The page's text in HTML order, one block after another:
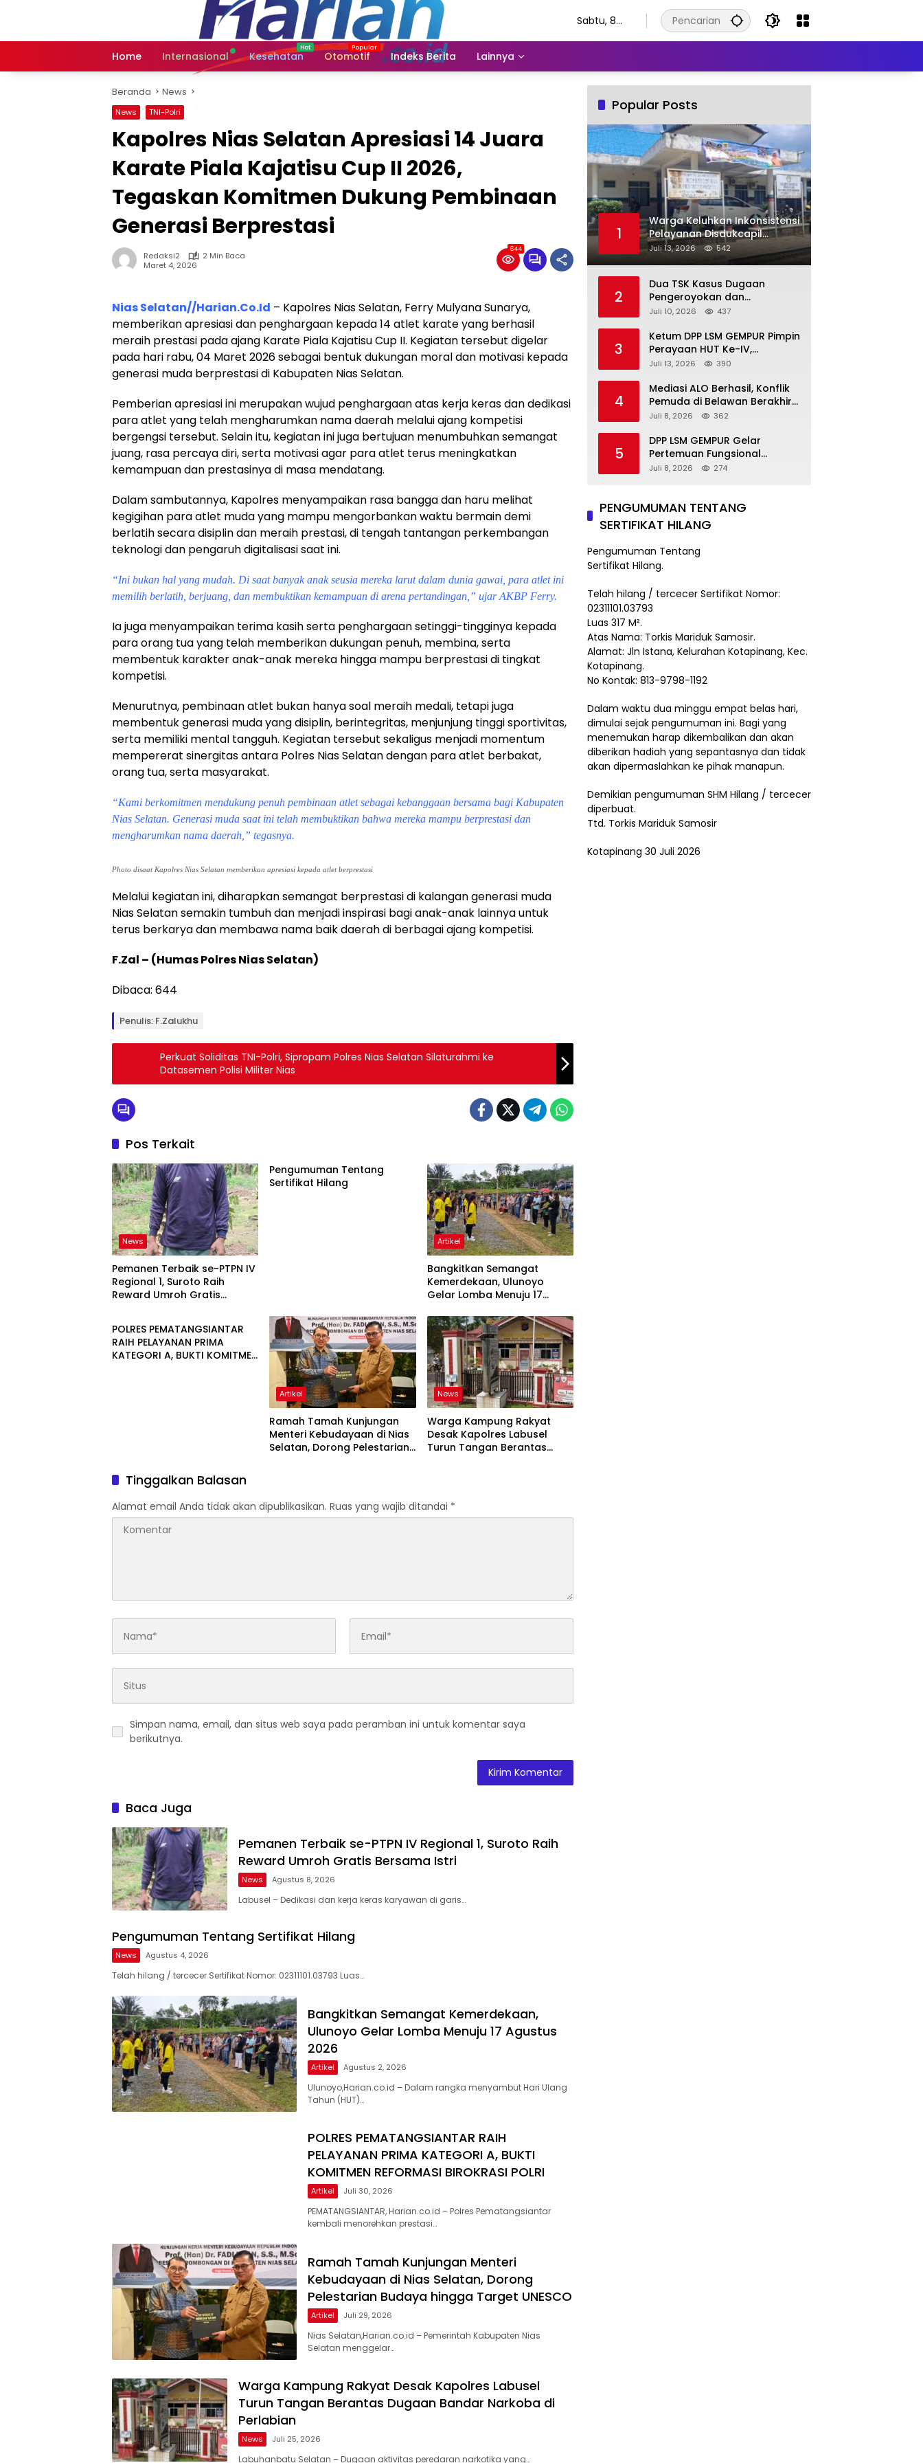
Sabtu, 8
Home Internasional Kesehatan Otomotif Indeks Berita Lainnya
Beranda News
News TNI-Polri
Kapolres Nias Selatan Apresiasi 14 Juara
Karate Piala Kajatisu Cup II 2026,
Tegaskan Komitmen Dukung Pembinaan
Generasi Berprestasi
Redaksi2
2 Min Baca
Maret 4, 2026
644
Nias Selatan//Harian.Co.Id – Kapolres Nias Selatan, Ferry Mulyana Sunarya,
memberikan apresiasi dan penghargaan kepada 14 atlet karate yang berhasil
meraih prestasi pada ajang Karate Piala Kajatisu Cup II. Kegiatan tersebut digelar
pada hari rabu, 04 Maret 2026 sebagai bentuk dukungan moral dan motivasi kepada
generasi muda berprestasi di Kabupaten Nias Selatan.
Pemberian apresiasi ini merupakan wujud penghargaan atas kerja keras dan dedikasi
para atlet yang telah mengharumkan nama daerah melalui ajang kompetisi
bergengsi tersebut. Selain itu, kegiatan ini juga bertujuan menumbuhkan semangat
juang, rasa percaya diri, serta motivasi agar para atlet terus meningkatkan
kemampuan dan prestasinya di masa mendatang.
Dalam sambutannya, Kapolres menyampaikan rasa bangga dan haru melihat
kegigihan para atlet muda yang mampu mengorbankan waktu bermain demi
berlatih secara disiplin dan meraih prestasi, di tengah tantangan perkembangan
teknologi dan pengaruh digitalisasi saat ini.
“Ini bukan hal yang mudah. Di saat banyak anak seusia mereka larut dalam dunia gawai, para atlet ini
memilih berlatih, berjuang, dan membuktikan kemampuan di arena pertandingan,” ujar AKBP Ferry.
Ia juga menyampaikan terima kasih serta penghargaan setinggi-tingginya kepada
para orang tua yang telah memberikan dukungan penuh, membina, serta
membentuk karakter anak-anak mereka hingga mampu berprestasi di tingkat
kompetisi.
Menurutnya, pembinaan atlet bukan hanya soal meraih medali, tetapi juga
membentuk generasi muda yang disiplin, berintegritas, menjunjung tinggi sportivitas,
serta memiliki mental tangguh. Kegiatan tersebut sekaligus menjadi momentum
mempererat sinergitas antara Polres Nias Selatan dengan para atlet berbakat,
orang tua, serta masyarakat.
“Kami berkomitmen mendukung penuh pembinaan atlet sebagai kebanggaan bersama bagi Kabupaten
Nias Selatan. Generasi muda saat ini telah membuktikan bahwa mereka mampu berprestasi dan
mengharumkan nama daerah,” tegasnya.
Photo disaat Kapolres Nias Selatan memberikan apresiasi kepada atlet berprestasi
Melalui kegiatan ini, diharapkan semangat berprestasi di kalangan generasi muda
Nias Selatan semakin tumbuh dan menjadi inspirasi bagi anak-anak lainnya untuk
terus berkarya dan membawa nama baik daerah di berbagai ajang kompetisi.
F.Zal – (Humas Polres Nias Selatan)
Dibaca: 644
Penulis: F.Zalukhu
Perkuat Soliditas TNI-Polri, Sipropam Polres Nias Selatan Silaturahmi ke
Datasemen Polisi Militer Nias
Pos Terkait
News
Pemanen Terbaik se-PTPN IV
Regional 1, Suroto Raih
Reward Umroh Gratis
Pengumuman Tentang
Sertifikat Hilang
Artikel
Bangkitkan Semangat
Kemerdekaan, Ulunoyo
Gelar Lomba Menuju 17
Artikel
POLRES PEMATANGSIANTAR
RAIH PELAYANAN PRIMA
KATEGORI A, BUKTI KOMITMEN
Artikel
Ramah Tamah Kunjungan
Menteri Kebudayaan di Nias
Selatan, Dorong Pelestarian
News
Warga Kampung Rakyat
Desak Kapolres Labusel
Turun Tangan Berantas
Tinggalkan Balasan
Alamat email Anda tidak akan dipublikasikan. Ruas yang wajib ditandai *
Simpan nama, email, dan situs web saya pada peramban ini untuk komentar saya
berikutnya.
Baca Juga
Pemanen Terbaik se-PTPN IV Regional 1, Suroto Raih
Reward Umroh Gratis Bersama Istri
News Agustus 8, 2026
Labusel – Dedikasi dan kerja keras karyawan di garis…
Pengumuman Tentang Sertifikat Hilang
News Agustus 4, 2026
Telah hilang / tercecer Sertifikat Nomor: 02311101.03793 Luas…
Bangkitkan Semangat Kemerdekaan,
Ulunoyo Gelar Lomba Menuju 17 Agustus
2026
Artikel Agustus 2, 2026
Ulunoyo,Harian.co.id – Dalam rangka menyambut Hari Ulang
Tahun (HUT)…
POLRES PEMATANGSIANTAR RAIH
PELAYANAN PRIMA KATEGORI A, BUKTI
KOMITMEN REFORMASI BIROKRASI POLRI
Artikel Juli 30, 2026
PEMATANGSIANTAR, Harian.co.id – Polres Pematangsiantar
kembali menorehkan prestasi…
Ramah Tamah Kunjungan Menteri
Kebudayaan di Nias Selatan, Dorong
Pelestarian Budaya hingga Target UNESCO
Artikel Juli 29, 2026
Nias Selatan,Harian.co.id – Pemerintah Kabupaten Nias
Selatan menggelar…
Warga Kampung Rakyat Desak Kapolres Labusel
Turun Tangan Berantas Dugaan Bandar Narkoba di
Perlabian
News Juli 25, 2026
Labuhanbatu Selatan – Dugaan aktivitas peredaran narkotika yang…
Popular Posts
1
Warga Keluhkan Inkonsistensi
Pelayanan Disdukcapil
Labuhanbatu Selatan dalam
Pengurusan KK Rusak
Juli 13, 2026 542
2
Dua TSK Kasus Dugaan
Pengeroyokan dan
Pengancaman Serahkan Diri,
Tuntaskan Pengamanan Tiga
Tersangka
Juli 10, 2026 437
3
Ketum DPP LSM GEMPUR Pimpin
Perayaan HUT Ke-IV,
Tegaskan Komitmen sebagai
Aspirasi Rakyat
Juli 13, 2026 390
4
Mediasi ALO Berhasil, Konflik
Pemuda di Belawan Berakhir
Damai
Juli 8, 2026 362
5
DPP LSM GEMPUR Gelar
Pertemuan Fungsional
Kepengurusan di Medan
Juli 8, 2026 274
PENGUMUMAN TENTANG
SERTIFIKAT HILANG
Pengumuman Tentang
Sertifikat Hilang.
Telah hilang / tercecer Sertifikat Nomor:
02311101.03793
Luas 317 M².
Atas Nama: Torkis Mariduk Samosir.
Alamat: Jln Istana, Kelurahan Kotapinang, Kec.
Kotapinang.
No Kontak: 813-9798-1192
Dalam waktu dua minggu empat belas hari,
dimulai sejak pengumuman ini. Bagi yang
menemukan harap dikembalikan dan akan
diberikan hadiah yang sepantasnya dan tidak
akan dipermaslahkan ke pihak manapun.
Demikian pengumuman SHM Hilang / tercecer
diperbuat.
Ttd. Torkis Mariduk Samosir
Kotapinang 30 Juli 2026